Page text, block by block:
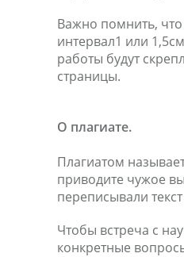
Важно помнить,
интервал1 или
работы будут
страницы.
О плагиате.
Плагиатом
приводите чужое
переписывали
Чтобы встреча с
конкретные